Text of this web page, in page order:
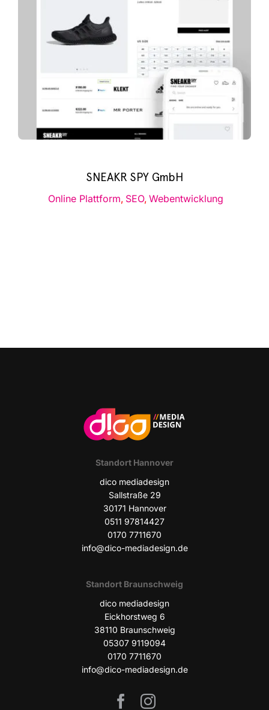
SNEAKR SPY GmbH
Online Platt­form, SEO, Web­ent­wick­lung
Stand­ort Hannover
dico media­de­sign
Sall­stra­ße 29
30171 Han­no­ver
0511 97814427
0170 7711670
info@dico-mediadesign.de
Stand­ort Braunschweig
dico media­de­sign
Eick­horst­weg 6
38110 Braun­schweig
05307 9119094
0170 7711670
info@dico-mediadesign.de